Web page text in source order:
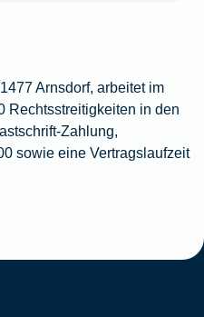
Arnsdorf, arbeitet im
Rechtsstreitigkeiten in den
Zahlung,
sowie eine Vertragslaufzeit